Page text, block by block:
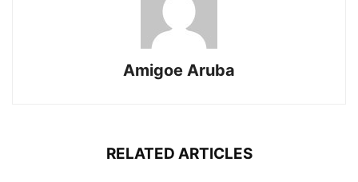
Amigoe Aruba
RELATED ARTICLES